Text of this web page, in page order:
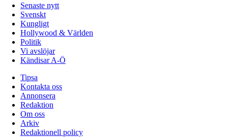
Senaste nytt
Svenskt
Kungligt
Hollywood & Världen
Politik
Vi avslöjar
Kändisar A-Ö
Tipsa
Kontakta oss
Annonsera
Redaktion
Om oss
Arkiv
Redaktionell policy